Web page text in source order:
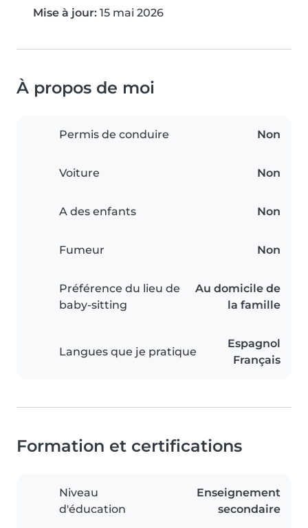
Mise à jour: 15 mai 2026
À propos de moi
Permis de conduire Non
Voiture Non
A des enfants Non
Fumeur Non
Préférence du lieu de
baby-sitting
Au domicile de
la famille
Langues que je pratique
Espagnol
Français
Formation et certifications
Niveau
d'éducation
Enseignement
secondaire